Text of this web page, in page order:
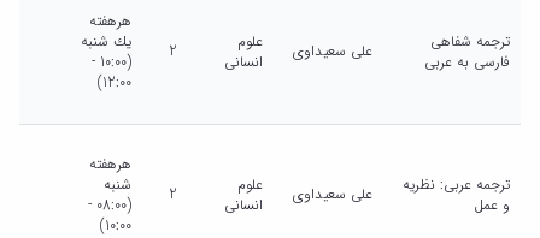
ترجمه شفاهی
فارسی به عربی
علی سعیداوی
علوم
انسانی
2
هرهفته
يك شنبه
(10:00 -
12:00)
ترجمه عربی: نظریه
و عمل
علی سعیداوی
علوم
انسانی
2
هرهفته
شنبه
(08:00 -
10:00)